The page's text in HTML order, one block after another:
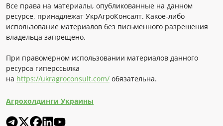
Все права на материалы, опубликованные на данном
ресурсе, принадлежат УкрАгроКонсалт. Какое-либо
использование материалов без письменного разрешения
владельца запрещено.
При правомерном использовании материалов данного
ресурса гиперссылка
на https://ukragroconsult.com/ обязательна.
Агрохолдинги Украины